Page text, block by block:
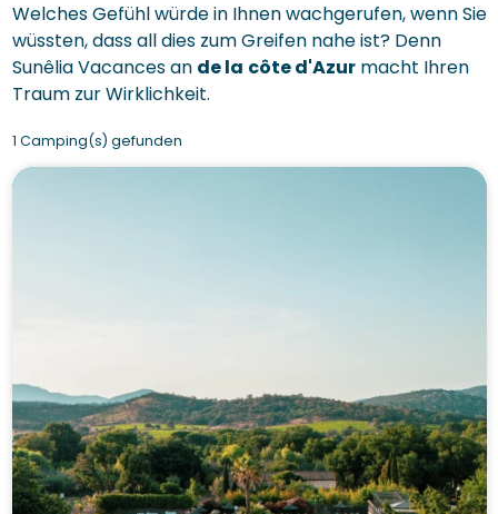
Welches Gefühl würde in Ihnen wachgerufen, wenn Sie
wüssten, dass all dies zum Greifen nahe ist? Denn
Sunêlia Vacances an de la côte d'Azurmacht Ihren
Traum zur Wirklichkeit.
1 Camping(s) gefunden